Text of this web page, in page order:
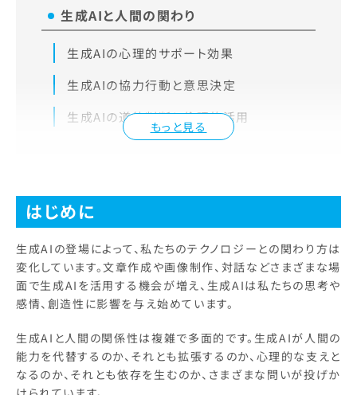
もっと見る
生成AIと人間の関わり
生成AIの心理的サポート効果
生成AIの協力行動と意思決定
生成AIの道徳判断と倫理的活用
はじめに
生成AIの登場によって、私たちのテクノロジーとの関わり方は
変化しています。文章作成や画像制作、対話などさまざまな場
面で生成AIを活用する機会が増え、生成AIは私たちの思考や
感情、創造性に影響を与え始めています。
生成AIと人間の関係性は複雑で多面的です。生成AIが人間の
能力を代替するのか、それとも拡張するのか、心理的な支えと
なるのか、それとも依存を生むのか、さまざまな問いが投げか